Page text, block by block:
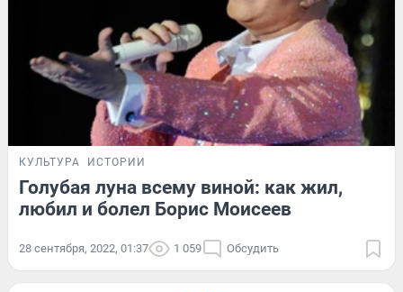
КУЛЬТУРА ИСТОРИИ
Голубая луна всему виной: как жил,
любил и болел Борис Моисеев
28 сентября, 2022, 01:37 1 059 Обсудить